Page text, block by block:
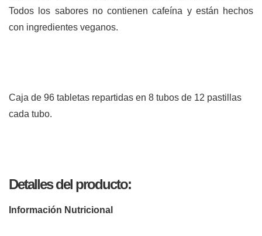
Todos los sabores no contienen cafeína y están hechos
con ingredientes veganos.
Caja de 96 tabletas repartidas en 8 tubos de 12 pastillas
cada tubo.
Detalles del producto:
Información Nutricional